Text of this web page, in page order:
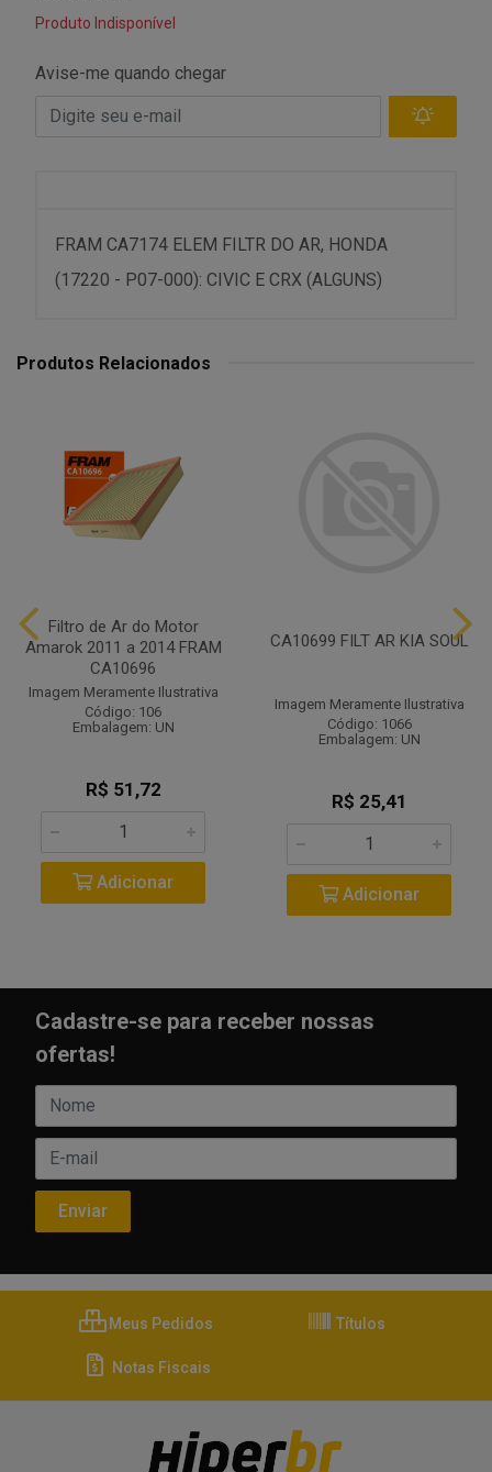
Produto Indisponível
Avise-me quando chegar
FRAM CA7174 ELEM FILTR DO AR, HONDA
(17220 - P07-000): CIVIC E CRX (ALGUNS)
Produtos Relacionados
Filtro de Ar do Motor
Amarok 2011 a 2014 FRAM
CA10696
Imagem Meramente Ilustrativa
Código: 106
Embalagem: UN
R$ 51,72
Adicionar
CA10699 FILT AR KIA SOUL
Imagem Meramente Ilustrativa
Código: 1066
Embalagem: UN
R$ 25,41
Adicionar
Cadastre-se para receber nossas
ofertas!
Meus Pedidos Títulos
Notas Fiscais